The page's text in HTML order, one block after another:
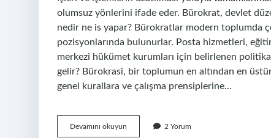
olumsuz yönlerini ifade eder. Bürokrat, devlet
nedir ne is yapar? Bürokratlar modern toplumda
pozisyonlarında bulunurlar. Posta hizmetleri,
merkezi hükümet kurumları için belirlenen
gelir? Bürokrasi, bir toplumun en altından en
genel kurallara ve çalışma prensiplerine…
Devamını okuyun Büropatoloji2 Yorum